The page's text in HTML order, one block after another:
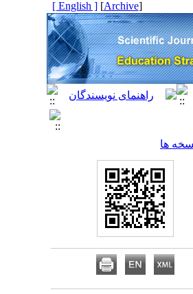
[
Archive
]
[ English ]
ها